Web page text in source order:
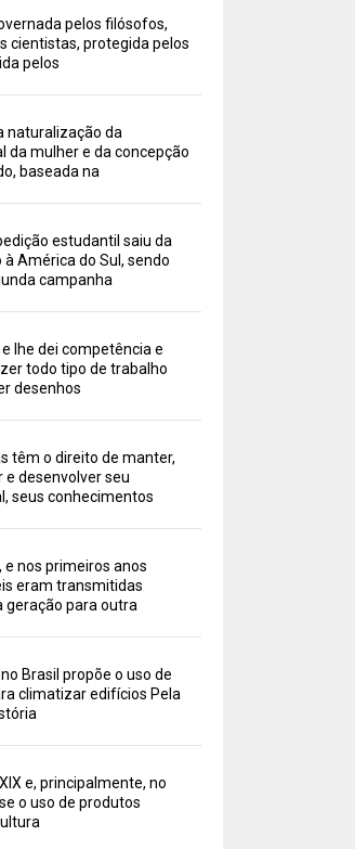
pelos filósofos,
cientistas, protegida pelos
pelos
naturalização da
da mulher e da concepção
baseada na
estudantil saiu da
à América do Sul, sendo
campanha
lhe dei competência e
todo tipo de trabalho
desenhos
têm o direito de manter,
desenvolver seu
seus conhecimentos
e nos primeiros anos
eram transmitidas
geração para outra
Brasil propõe o uso de
climatizar edifícios Pela
e, principalmente, no
o uso de produtos